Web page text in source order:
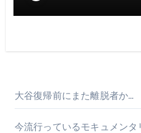
大谷復帰前にまた離脱者か…
今流行っているモキュメンタ